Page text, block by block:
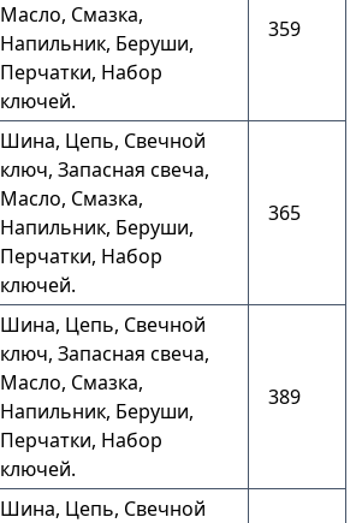
Масло, Смазка,
Напильник, Беруши,
Перчатки, Набор
ключей.
359
Шина, Цепь, Свечной
ключ, Запасная свеча,
Масло, Смазка,
Напильник, Беруши,
Перчатки, Набор
ключей.
365
Шина, Цепь, Свечной
ключ, Запасная свеча,
Масло, Смазка,
Напильник, Беруши,
Перчатки, Набор
ключей.
389
Шина, Цепь, Свечной